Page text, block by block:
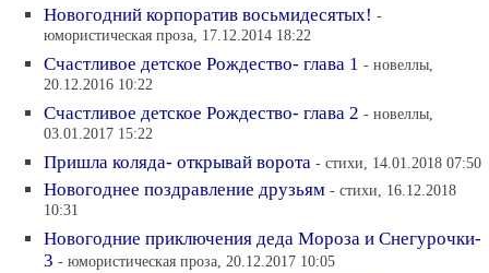
Новогодний корпоратив восьмидесятых! -
юмористическая проза, 17.12.2014 18:22
Счастливое детское Рождество- глава 1 - новеллы,
20.12.2016 10:22
Счастливое детское Рождество- глава 2 - новеллы,
03.01.2017 15:22
Пришла коляда- открывай ворота - стихи, 14.01.2018 07:50
Новогоднее поздравление друзьям - стихи, 16.12.2018
10:31
Новогодние приключения деда Мороза и Снегурочки-
3 - юмористическая проза, 20.12.2017 10:05